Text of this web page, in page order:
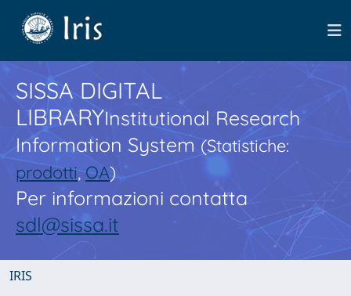
SISSA DIGITAL
LIBRARYInstitutional Research
Information System(Statistiche:
prodotti,OA)
Per informazioni contatta
sdl@sissa.it
IRIS